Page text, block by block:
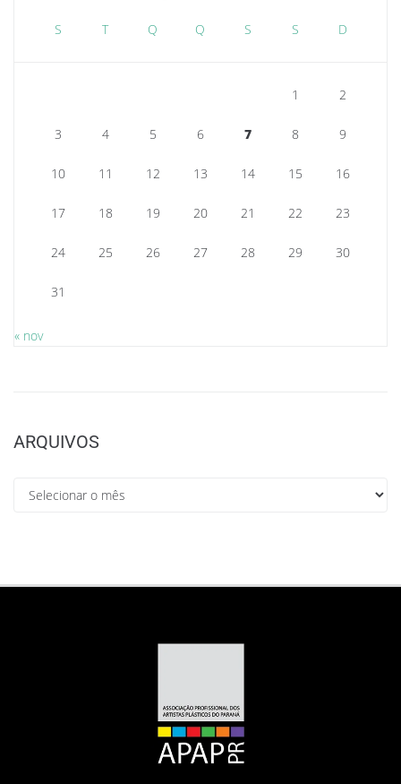
S T Q Q S S D
1 2
3 4 5 6 7 8 9
10 11 12 13 14 15 16
17 18 19 20 21 22 23
24 25 26 27 28 29 30
31
« nov
ARQUIVOS